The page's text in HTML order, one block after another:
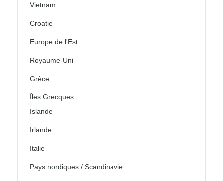
Vietnam
Croatie
Europe de l'Est
Royaume-Uni
Grèce
Îles Grecques
Islande
Irlande
Italie
Pays nordiques / Scandinavie